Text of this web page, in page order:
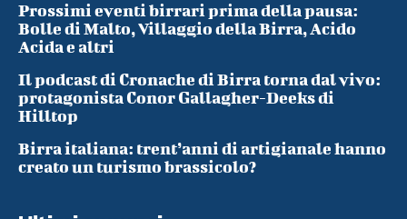
Prossimi eventi birrari prima della pausa:
Bolle di Malto, Villaggio della Birra, Acido
Acida e altri
Il podcast di Cronache di Birra torna dal vivo:
protagonista Conor Gallagher-Deeks di
Hilltop
Birra italiana: trent’anni di artigianale hanno
creato un turismo brassicolo?